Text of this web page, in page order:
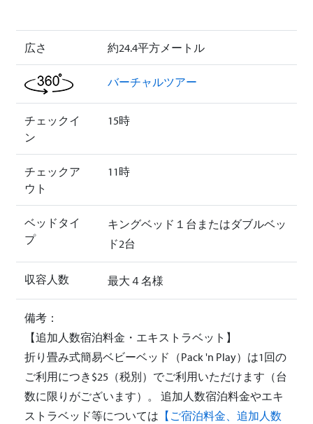
広さ 約24.4平方メートル
バーチャルツアー
チェックイ
ン
15時
チェックア
ウト
11時
ベッドタイ
プ
キングベッド１台またはダブルベッ
ド2台
収容人数 最大４名様
備考：
【追加人数宿泊料金・エキストラベット】
折り畳み式簡易ベビーベッド（Pack 'n Play）は1回の
ご利用につき$25（税別）でご利用いただけます（台
数に限りがございます）。 追加人数宿泊料金やエキ
ストラベッド等については 【ご宿泊料金、追加人数